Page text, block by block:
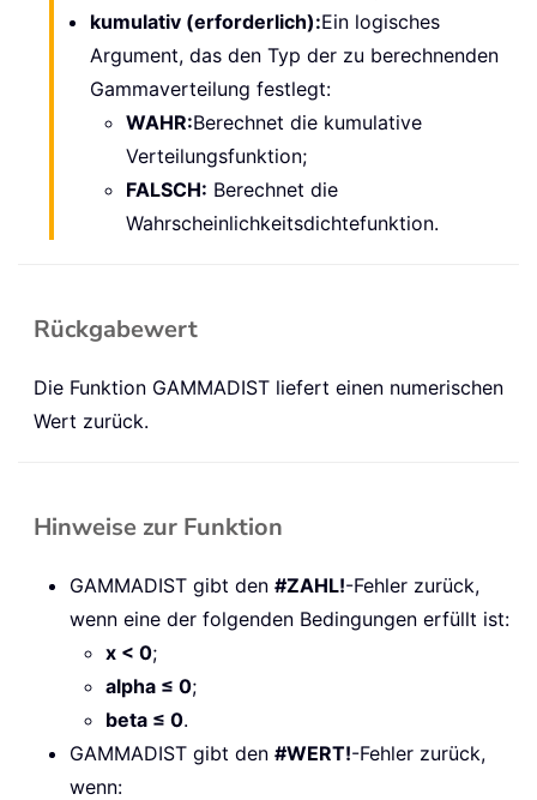
kumulativ (erforderlich):Ein logisches
Argument, das den Typ der zu berechnenden
Gammaverteilung festlegt:
WAHR:Berechnet die kumulative
Verteilungsfunktion;
FALSCH: Berechnet die
Wahrscheinlichkeitsdichtefunktion.
Rückgabewert
Die Funktion GAMMADIST liefert einen numerischen
Wert zurück.
Hinweise zur Funktion
GAMMADIST gibt den #ZAHL!-Fehler zurück,
wenn eine der folgenden Bedingungen erfüllt ist:
x < 0;
alpha ≤ 0;
beta ≤ 0.
GAMMADIST gibt den #WERT!-Fehler zurück,
wenn: